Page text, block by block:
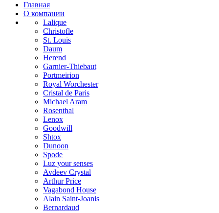
Главная
О компании
Lalique
Christofle
St. Louis
Daum
Herend
Garnier-Thiebaut
Portmeirion
Royal Worchester
Cristal de Paris
Michael Aram
Rosenthal
Lenox
Goodwill
Shtox
Dunoon
Spode
Luz your senses
Avdeev Crystal
Arthur Price
Vagabond House
Alain Saint-Joanis
Bernardaud